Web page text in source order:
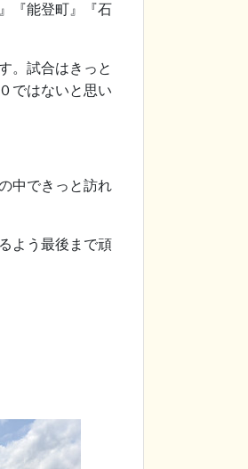
『能登町』『石
。試合はきっと
ではないと思い
中できっと訪れ
よう最後まで頑